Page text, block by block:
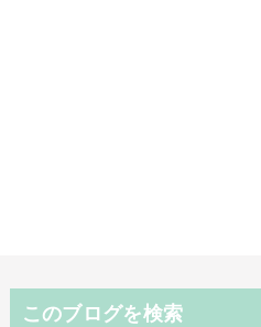
このブログを検索